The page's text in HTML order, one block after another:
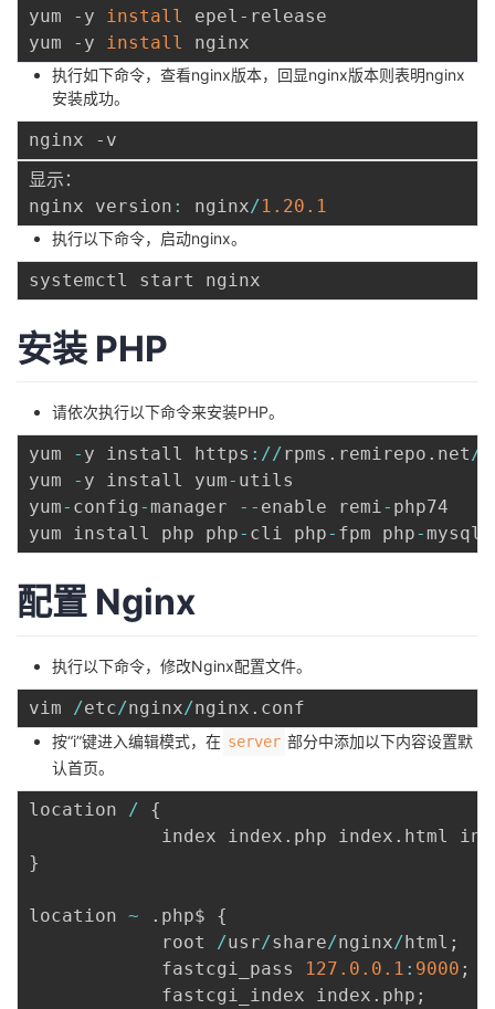
者
我
的
博
客
我
的
论
坛
我
的
圈
子
我
的
直
播
我
的
活
动
我
的
关
注
我
的
开
学
堂
我
我
的
我
我
的
我
yum -y install
epel-release
yum -y
install
执行如下命令，查看nginx版本，回显nginx版本则表明nginx
安装成功。
显示：
nginx version : nginx/1.20 .1
执行以下命令，启动nginx。
安装 PHP
请依次执行以下命令来安装PHP。
yum - y install https : //rpms . remirepo . net/
yum
- y install yum- utils
yum- config - manager -- enable remi- php74
yum install php php- cli php- fpm php-
配置 Nginx
执行以下命令，修改Nginx配置文件。
vim /etc/nginx/nginx .
按“i”键进入编辑模式，在 server 部分中添加以下内容设置默
认首页。
location /
{
            index index
. php index . html
}
location ~ . php$ {
            root
/usr/share/nginx/html ;
            fastcgi_pass
127.0 .0 .1 : 9000 ;
            fastcgi_index index
. php ;